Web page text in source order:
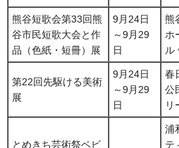
熊谷短歌会第33回熊
谷市民短歌大会と作
品（色紙・短冊）展
9月24日
～9月29
日
熊
ホ
ル
第22回先駆ける美術
展
9月24日
～9月29
日
春
公
リ
とめきち芸術祭ベビ
浦
テ